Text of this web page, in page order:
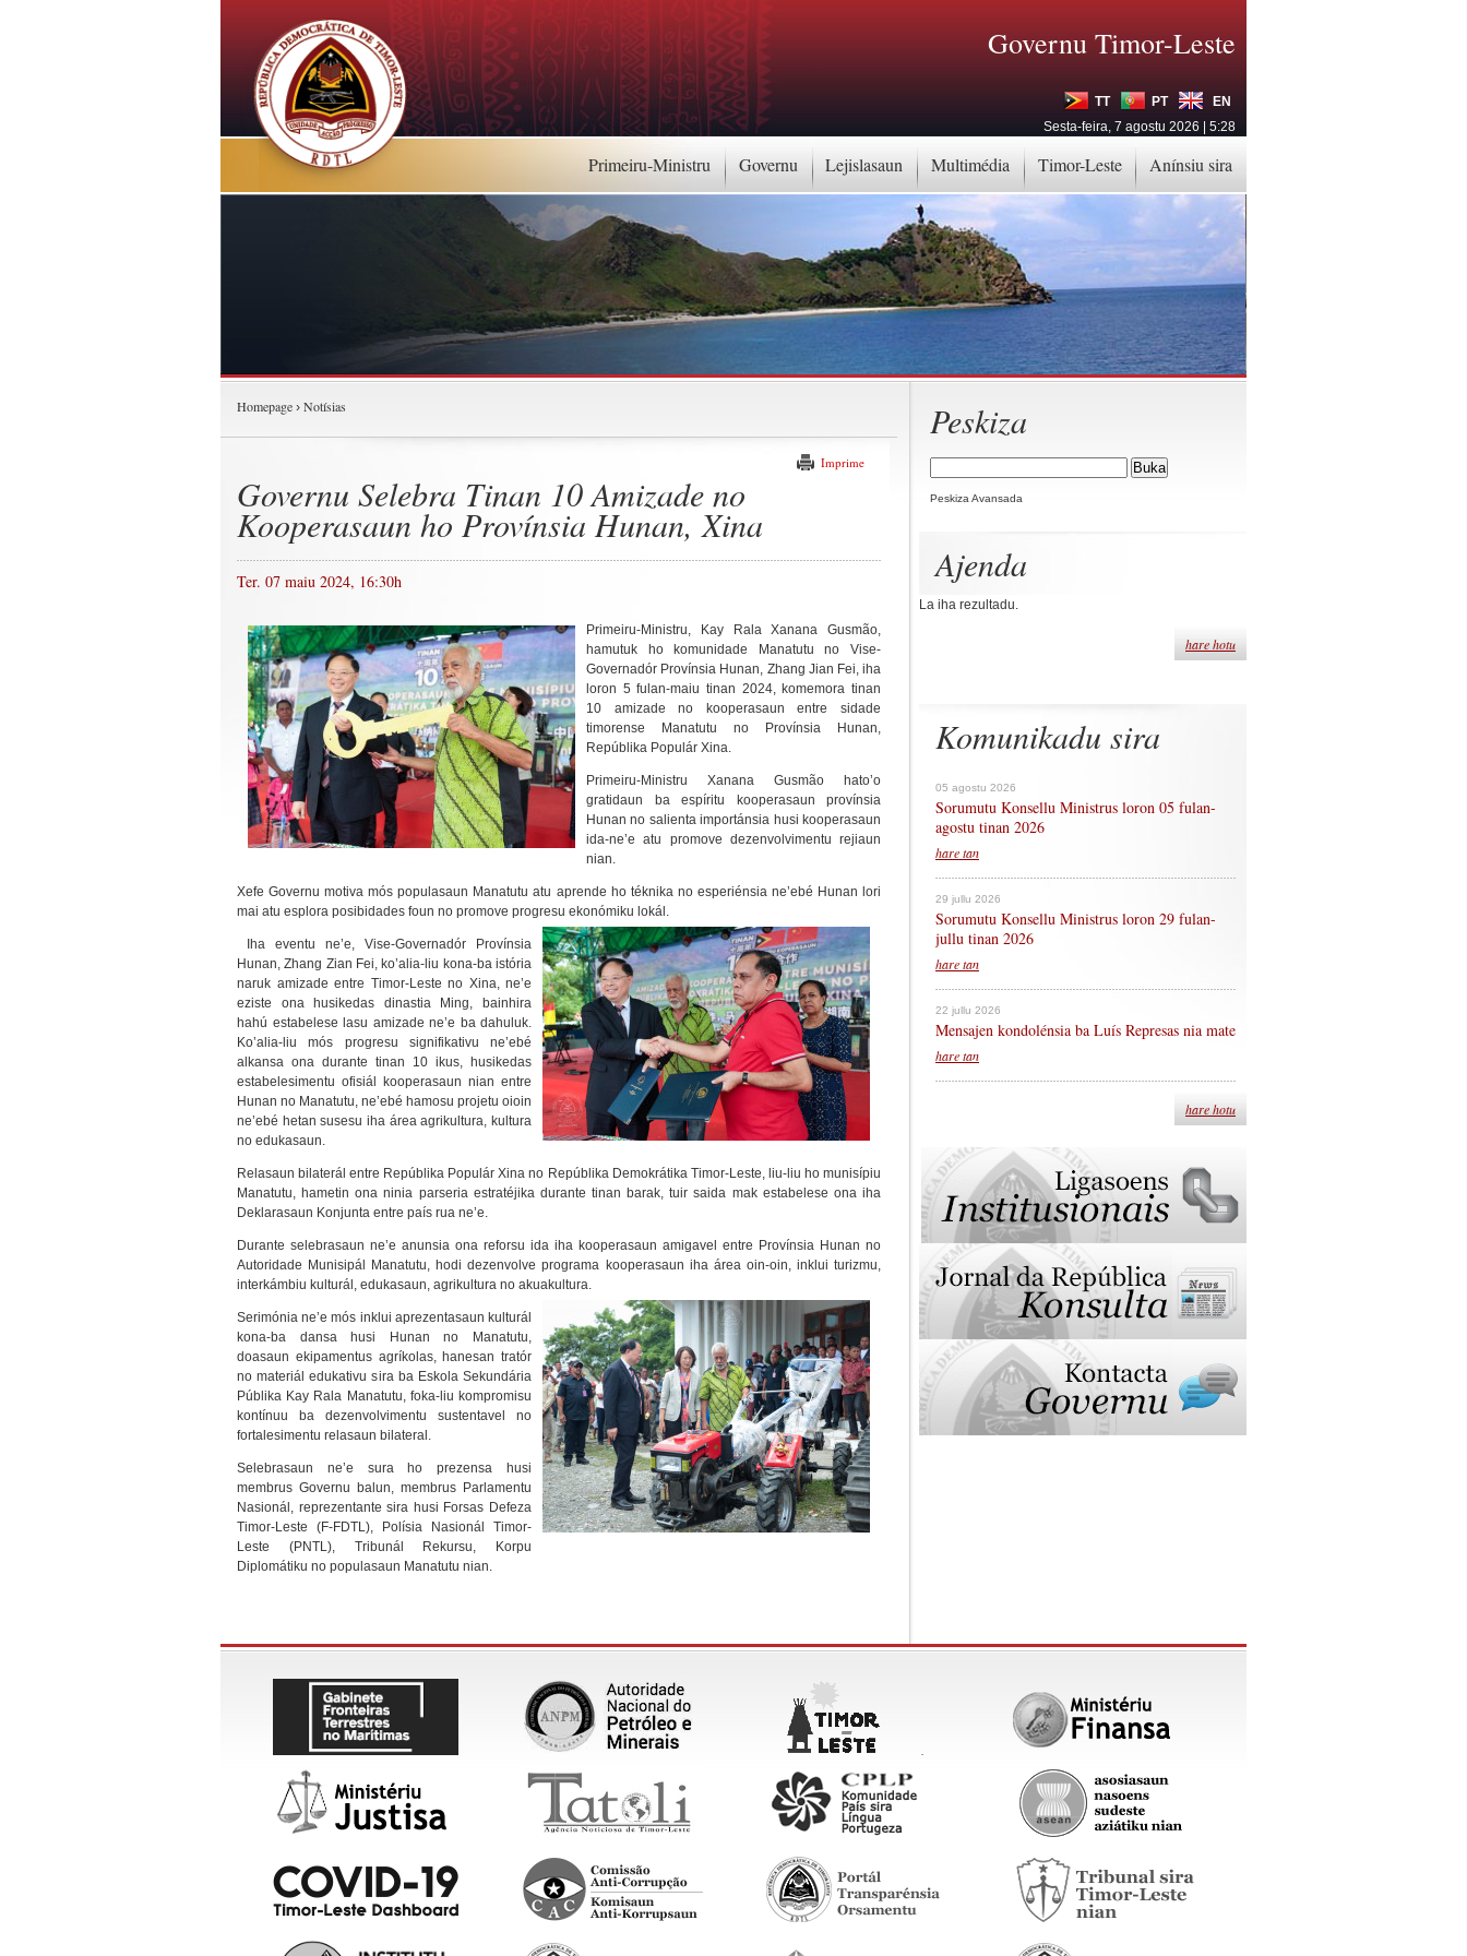
Primeiru-Ministru Governu Lejislasaun Multimédia Timor-Leste Anínsiu sira
Governu Timor-Leste
TT PT
EN
Sesta-feira, 7 agostu 2026 | 5:28
Peskiza
Peskiza Avansada
Ajenda
La iha rezultadu.
hare hotu
Komunikadu sira
05 agostu 2026
Sorumutu Konsellu Ministrus loron 05 fulan-
agostu tinan 2026
hare tan
29 jullu 2026
Sorumutu Konsellu Ministrus loron 29 fulan-
jullu tinan 2026
hare tan
22 jullu 2026
Mensajen kondolénsia ba Luís Represas nia mate
hare tan
hare hotu
Homepage › Notísias
Governu Selebra Tinan 10 Amizade no
Kooperasaun ho Provínsia Hunan, Xina
Imprime
Ter. 07 maiu 2024, 16:30h
Primeiru-Ministru, Kay Rala Xanana Gusmão,
hamutuk ho komunidade Manatutu no Vise-
Governadór Provínsia Hunan, Zhang Jian Fei, iha
loron 5 fulan-maiu tinan 2024, komemora tinan
10 amizade no kooperasaun entre sidade
timorense Manatutu no Provínsia Hunan,
Repúblika Populár Xina.
Primeiru-Ministru Xanana Gusmão hato’o
gratidaun ba espíritu kooperasaun provínsia
Hunan no salienta importánsia husi kooperasaun
ida-ne’e atu promove dezenvolvimentu rejiaun
nian.
Xefe Governu motiva mós populasaun Manatutu atu aprende ho téknika no esperiénsia ne’ebé Hunan lori
mai atu esplora posibidades foun no promove progresu ekonómiku lokál.
Iha eventu ne’e, Vise-Governadór Provínsia
Hunan, Zhang Zian Fei, ko’alia-liu kona-ba istória
naruk amizade entre Timor-Leste no Xina, ne’e
eziste ona husikedas dinastia Ming, bainhira
hahú estabelese lasu amizade ne’e ba dahuluk.
Ko’alia-liu mós progresu signifikativu ne’ebé
alkansa ona durante tinan 10 ikus, husikedas
estabelesimentu ofisiál kooperasaun nian entre
Hunan no Manatutu, ne’ebé hamosu projetu oioin
ne’ebé hetan susesu iha área agrikultura, kultura
no edukasaun.
Relasaun bilaterál entre Repúblika Populár Xina no Repúblika Demokrátika Timor-Leste, liu-liu ho munisípiu
Manatutu, hametin ona ninia parseria estratéjika durante tinan barak, tuir saida mak estabelese ona iha
Deklarasaun Konjunta entre país rua ne’e.
Durante selebrasaun ne’e anunsia ona reforsu ida iha kooperasaun amigavel entre Provínsia Hunan no
Autoridade Munisipál Manatutu, hodi dezenvolve programa kooperasaun iha área oin-oin, inklui turizmu,
interkámbiu kulturál, edukasaun, agrikultura no akuakultura.
Serimónia ne’e mós inklui aprezentasaun kulturál
kona-ba dansa husi Hunan no Manatutu,
doasaun ekipamentus agríkolas, hanesan tratór
no materiál edukativu sira ba Eskola Sekundária
Públika Kay Rala Manatutu, foka-liu kompromisu
kontínuu ba dezenvolvimentu sustentavel no
fortalesimentu relasaun bilateral.
Selebrasaun ne’e sura ho prezensa husi
membrus Governu balun, membrus Parlamentu
Nasionál, reprezentante sira husi Forsas Defeza
Timor-Leste (F-FDTL), Polísia Nasionál Timor-
Leste (PNTL), Tribunál Rekursu, Korpu
Diplomátiku no populasaun Manatutu nian.